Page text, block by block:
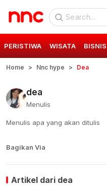
PERISTIWA WISATA BISNIS
Home Nnc hype Dea
dea
Menulis
Menulis apa yang akan ditulis
Bagikan Via
Artikel dari dea